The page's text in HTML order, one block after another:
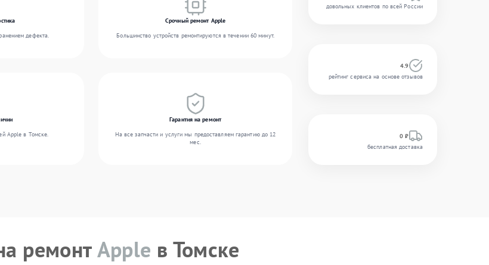
дефекта.
Срочный ремонт Apple
Большинство устройств ремонтируются в течении 60 минут.
Apple в Томске.
Гарантия на ремонт
На все запчасти и услуги мы предоставляем гарантию до 12
мес.
довольных клиентов по всей России
4.9
рейтинг сервиса на основе отзывов
0 ₽
бесплатная доставка
ремонтApple в Томске